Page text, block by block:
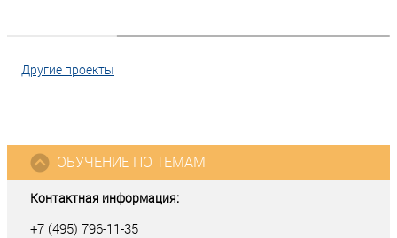
Другие проекты
Контактная информация:
+7 (495) 796-11-35
ОБУЧЕНИЕ ПО ТЕМАМ